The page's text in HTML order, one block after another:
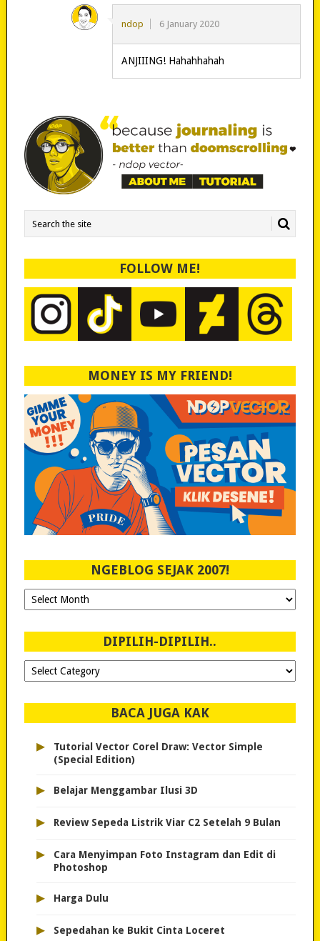
ndop 6 January 2020
ANJIIING! Hahahhahah
FOLLOW ME!
MONEY IS MY FRIEND!
NGEBLOG SEJAK 2007!
Ngeblog
Sejak
DIPILIH-DIPILIH..
Dipilih-
dipilih..
BACA JUGA KAK
▸
Tutorial Vector Corel Draw: Vector Simple
(Special Edition)
▸ Belajar Menggambar Ilusi 3D
▸ Review Sepeda Listrik Viar C2 Setelah 9 Bulan
▸
Cara Menyimpan Foto Instagram dan Edit di
Photoshop
▸ Harga Dulu
▸ Sepedahan ke Bukit Cinta Loceret